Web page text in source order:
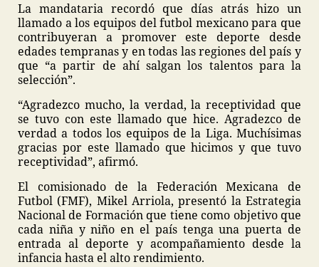
La mandataria recordó que días atrás hizo un
llamado a los equipos del futbol mexicano para que
contribuyeran a promover este deporte desde
edades tempranas y en todas las regiones del país y
que “a partir de ahí salgan los talentos para la
selección”.
“Agradezco mucho, la verdad, la receptividad que
se tuvo con este llamado que hice. Agradezco de
verdad a todos los equipos de la Liga. Muchísimas
gracias por este llamado que hicimos y que tuvo
receptividad”, afirmó.
El comisionado de la Federación Mexicana de
Futbol (FMF), Mikel Arriola, presentó la Estrategia
Nacional de Formación que tiene como objetivo que
cada niña y niño en el país tenga una puerta de
entrada al deporte y acompañamiento desde la
infancia hasta el alto rendimiento.